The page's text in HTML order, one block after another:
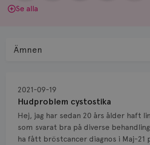
Se alla
Hudproblem cystostika
2021-09-19
Hej, jag har sedan 20 års ålder haft
som svarat bra på diverse
ha fått bröstcancer diagnos i Maj-21
Ämnen
Biopsi
Biverkningar
Bröstvårta